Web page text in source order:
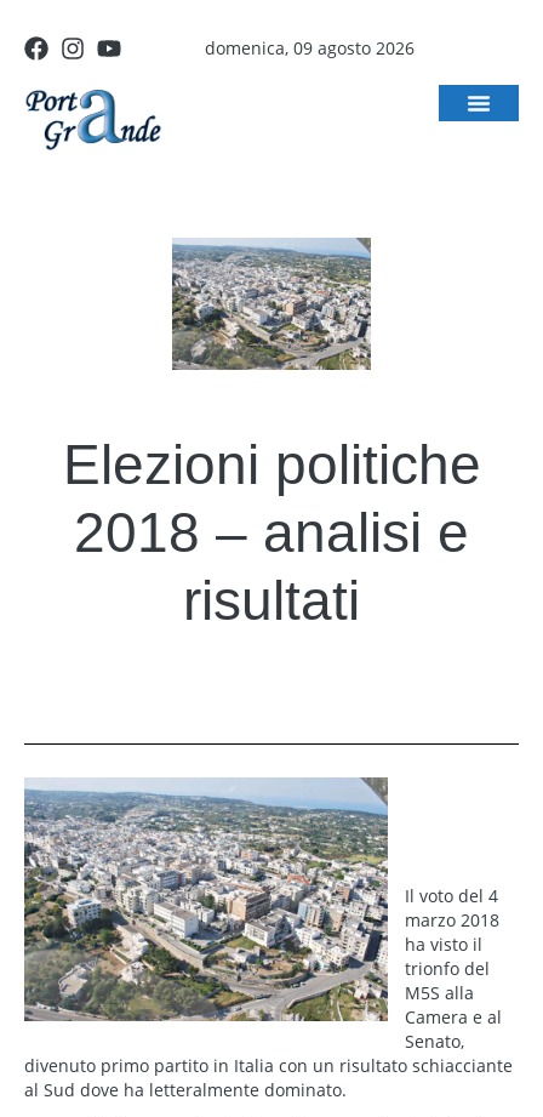
domenica, 09 agosto 2026
Elezioni politiche
2018 – analisi e
risultati
Il voto del 4
marzo 2018
ha visto il
trionfo del
M5S alla
Camera e al
Senato,
divenuto primo partito in Italia con un risultato schiacciante
al Sud dove ha letteralmente dominato.